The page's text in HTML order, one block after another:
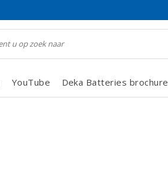
YouTube Deka Batteries brochure